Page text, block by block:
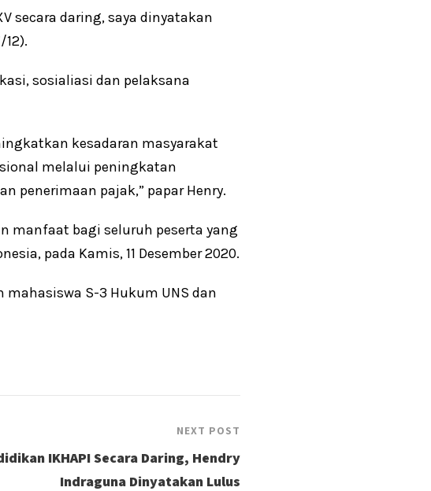
secara daring, saya dinyatakan
sosialiasi dan pelaksana
kesadaran masyarakat
melalui peningkatan
penerimaan pajak,” papar Henry.
manfaat bagi seluruh peserta yang
pada Kamis, 11 Desember 2020.
S-3 Hukum UNS dan
NEXT POST
IKHAPI Secara Daring, Hendry
Indraguna Dinyatakan Lulus